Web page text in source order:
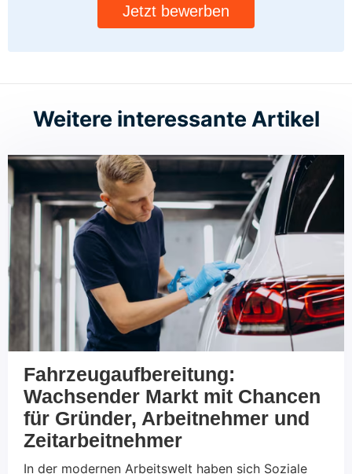
Jetzt bewerben
Weitere interessante Artikel
Fahrzeugaufbereitung:
Wachsender Markt mit Chancen
für Gründer, Arbeitnehmer und
Zeitarbeitnehmer
In der modernen Arbeitswelt haben sich Soziale